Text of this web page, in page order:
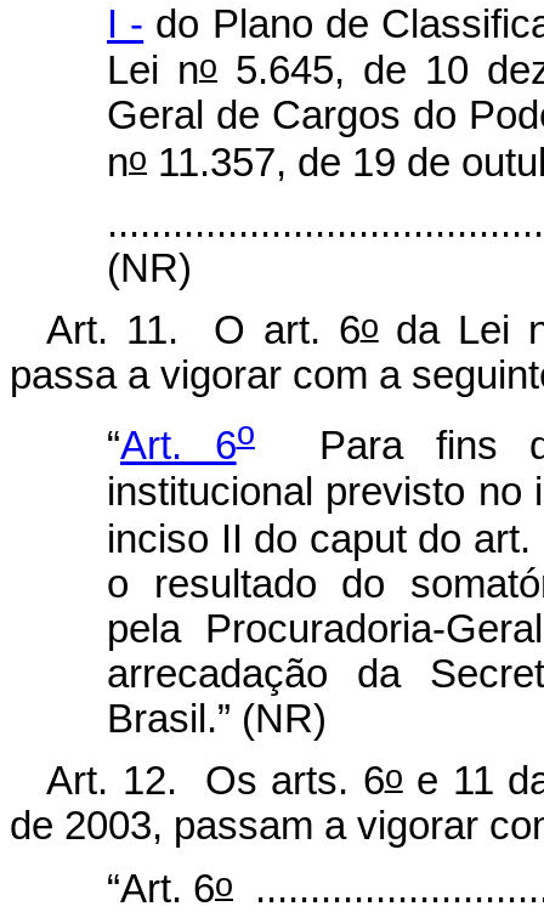
I - do Plano de
Lei no5.645, de 10
Geral de Cargos do
no 11.357, de 19 de
(NR)
Art. 11. O art. 6oda Lei
passa a vigorar com a
“Art. 6oPara fins de
institucional previsto no
inciso II do caput do art.
o resultado do
pela Procuradoria-
arrecadação da
Brasil.” (NR)
Art. 12. Os arts. 6oe 11
de 2003, passam a vigorar
“Art. 6o